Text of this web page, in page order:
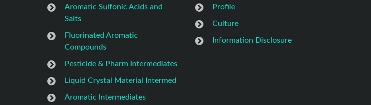
Aromatic Sulfonic Acids and
Salts
Fluorinated Aromatic
Compounds
Pesticide & Pharm Intermediates
Liquid Crystal Material Intermed
Aromatic Intermediates
Profile
Culture
Information Disclosure